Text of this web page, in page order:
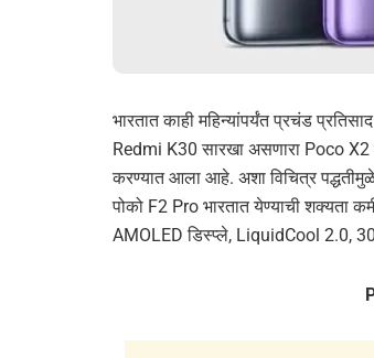
भारतात काही महिन्यांपर्यंत प्रचंड
Redmi K30 सारखा असणारा Poco X2
करण्यात आला आहे. अशा विचित्र
पोको F2 Pro भारतात येण्याची
AMOLED डिस्प्ले, LiquidCool 2.0,